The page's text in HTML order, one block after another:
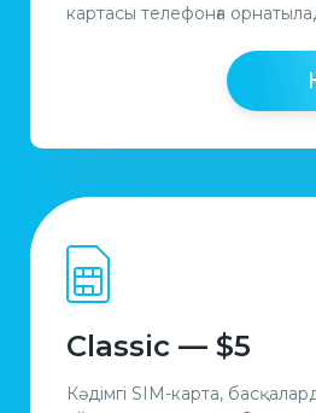
картасы телефонға
Classic — $5
Кәдімгі SIM-карта,